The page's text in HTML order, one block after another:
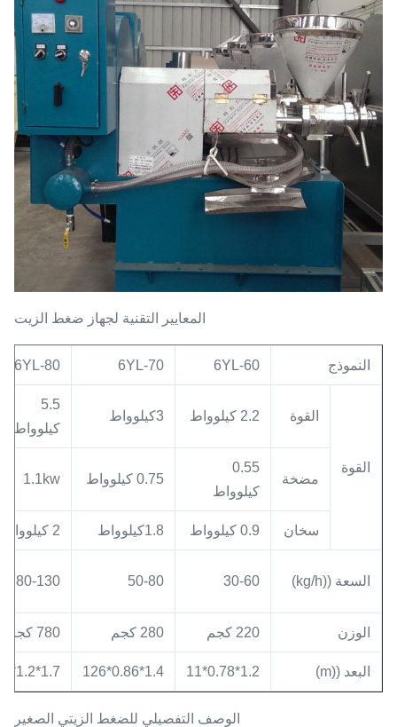
المعايير التقنية لجهاز ضغط الزيت
النموذج 6YL-60
6YL-70
6YL-80
القوة
القوة 2.2 كيلوواط 3كيلوواط
5.5
كيلوواط
مضخة
0.55
كيلوواط
0.75 كيلوواط 1.1kw
سخان 0.9 كيلوواط 1.8كيلوواط 2 كيلوواط
السعة ((kg/h) 30-60
50-80
80-130
الوزن 220 كجم 280 كجم 780 كجم
البعد ((m) 1.2*0.78*11
1.4*0.86*126
1.7*1.2*15
الوصف التفصيلي للضغط الزيتي الصغير